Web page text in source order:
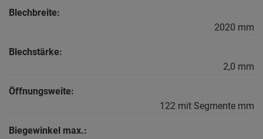
Blechbreite:
2020 mm
Blechstärke:
2,0 mm
Öffnungsweite:
122 mit Segmente mm
Biegewinkel max.: